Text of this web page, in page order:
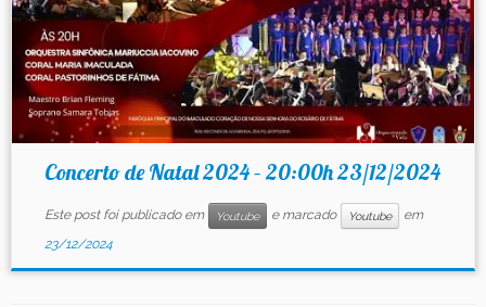
Concerto de Natal 2024 – 20:00h 23/12/2024
Este post foi publicado em Youtube e marcado Youtube
em
23/12/2024